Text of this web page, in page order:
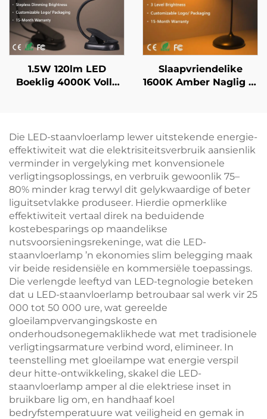
1.5W 120lm LED
Boeklig 4000K Volle
Boeklig
Slaapvriendelike
1600K Amber Naglig in
Herlaaibare Battery
Die LED-staanvloerlamp lewer uitstekende energie-
effektiwiteit wat die elektrisiteitsverbruik aansienlik
verminder in vergelyking met konvensionele
verligtingsoplossings, en verbruik gewoonlik 75–
80% minder krag terwyl dit gelykwaardige of beter
liguitsetvlakke produseer. Hierdie opmerklike
effektiwiteit vertaal direk na beduidende
kostebesparings op maandelikse
nutsvoorsieningsrekeninge, wat die LED-
staanvloerlamp ’n ekonomies slim belegging maak
vir beide residensiële en kommersiële toepassings.
Die verlengde leeftyd van LED-tegnologie beteken
dat u LED-staanvloerlamp betroubaar sal werk vir 25
000 tot 50 000 ure, wat gereelde
gloeilampvervangingskoste en
onderhoudsonegemaklikhede wat met tradisionele
verligtingsarmature verbind word, elimineer. In
teenstelling met gloeilampe wat energie verspil
deur hitte-ontwikkeling, skakel die LED-
staanvloerlamp amper al die elektriese inset in
bruikbare lig om, en handhaaf koel
bedryfstemperatuure wat veiligheid en gemak in